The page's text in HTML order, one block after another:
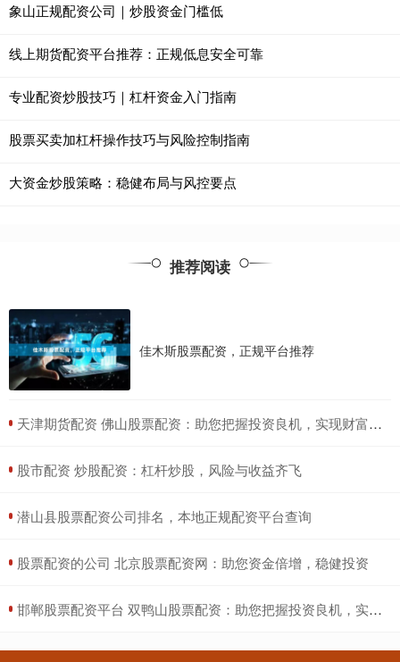
象山正规配资公司｜炒股资金门槛低
线上期货配资平台推荐：正规低息安全可靠
专业配资炒股技巧｜杠杆资金入门指南
股票买卖加杠杆操作技巧与风险控制指南
大资金炒股策略：稳健布局与风控要点
推荐阅读
佳木斯股票配资，正规平台推荐
​天津期货配资 佛山股票配资：助您把握投资良机，实现财富增值
​股市配资 炒股配资：杠杆炒股，风险与收益齐飞
​潜山县股票配资公司排名，本地正规配资平台查询
​股票配资的公司 北京股票配资网：助您资金倍增，稳健投资
​邯郸股票配资平台 双鸭山股票配资：助您把握投资良机，实现财富增值